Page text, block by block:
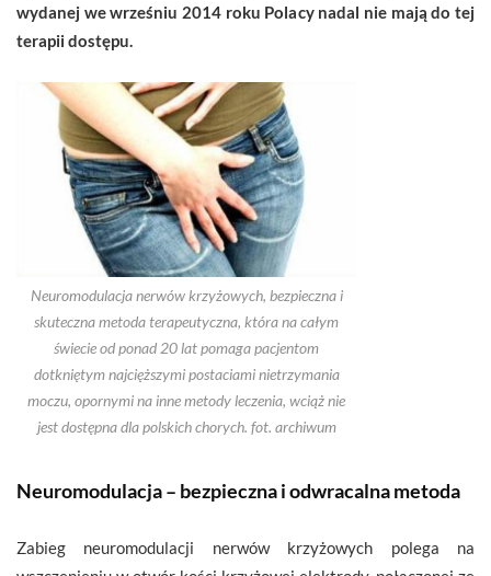
wydanej we wrześniu 2014 roku Polacy nadal nie mają do tej
terapii dostępu.
Neuromodulacja nerwów krzyżowych, bezpieczna i
skuteczna metoda terapeutyczna, która na całym
świecie od ponad 20 lat pomaga pacjentom
dotkniętym najcięższymi postaciami nietrzymania
moczu, opornymi na inne metody leczenia, wciąż nie
jest dostępna dla polskich chorych. fot. archiwum
Neuromodulacja – bezpieczna i odwracalna metoda
Zabieg neuromodulacji nerwów krzyżowych polega na